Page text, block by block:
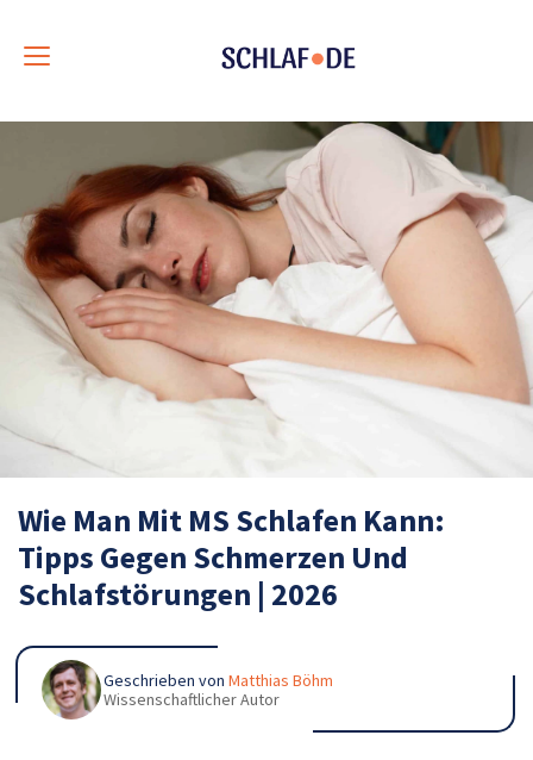
Toggle
Wie Man Mit MS Schlafen Kann:
Tipps Gegen Schmerzen Und
Schlafstörungen | 2026
Geschrieben von Matthias Böhm
Wissenschaftlicher Autor